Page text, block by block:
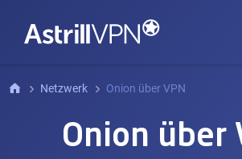
Netzwerk Onion über VPN
Onion über